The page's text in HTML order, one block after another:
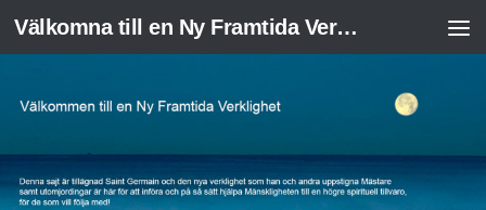
Skip to content Välkomna till en Ny Framtida Verklighet